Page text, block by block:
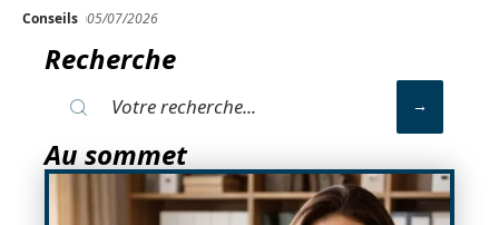
Conseils 05/07/2026
Recherche
Au sommet